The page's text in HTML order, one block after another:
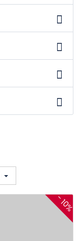
- 10%